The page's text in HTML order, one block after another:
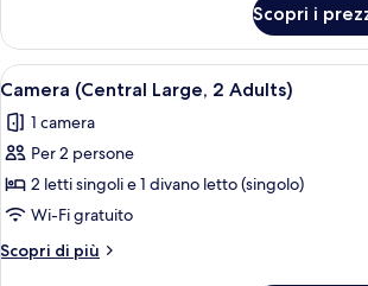
Adults
+
1
child)
(Central
Large,
2
+
Scopri i
Apri
tutte
le
foto
per
Camera
(Central
Large,
Una camera
6
Camera (Central Large, 2 Adults)
1 camera
Per 2 persone
2 letti singoli e 1 divano letto (singolo)
Wi-Fi gratuito
Scopri di più
Altri